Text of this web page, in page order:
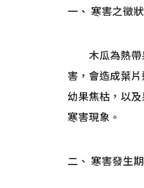
一、 寒害之徵狀
木瓜為熱帶果
害，會造成葉
幼果焦枯，以
寒害現象。
二、 寒害發生